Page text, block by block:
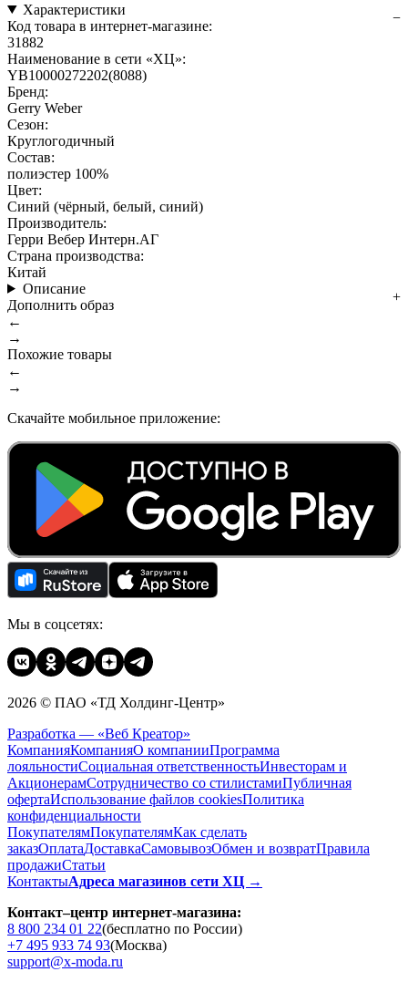
Характеристики
Код товара в интернет-магазине:
31882
Наименование в сети «ХЦ»:
YB10000272202(8088)
Бренд:
Gerry Weber
Сезон:
Круглогодичный
Состав:
полиэстер 100%
Цвет:
Синий (чёрный, белый, синий)
Производитель:
Герри Вебер Интерн.АГ
Страна производства:
Китай
Описание
Дополнить образ
←
→
Похожие товары
←
→
Скачайте мобильное приложение:
Мы в соцсетях:
2026 © ПАО «ТД Холдинг-Центр»
Разработка — «Веб Креатор»
КомпанияКомпанияО компанииПрограмма
лояльностиСоциальная ответственностьИнвесторам и
АкционерамСотрудничество со стилистамиПубличная
офертаИспользование файлов cookiesПолитика
конфиденциальности
ПокупателямПокупателямКак сделать
заказОплатаДоставкаCамовывозОбмен и возвратПравила
продажиСтатьи
КонтактыАдреса магазинов сети ХЦ →
Контакт–центр интернет-магазина:
8 800 234 01 22(бесплатно по России)
+7 495 933 74 93(Москва)
support@x-moda.ru